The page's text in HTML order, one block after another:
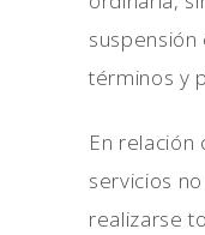
términos y
En relación
servicios
realizarse